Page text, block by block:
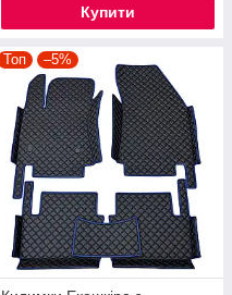
Купити
Топ –5%